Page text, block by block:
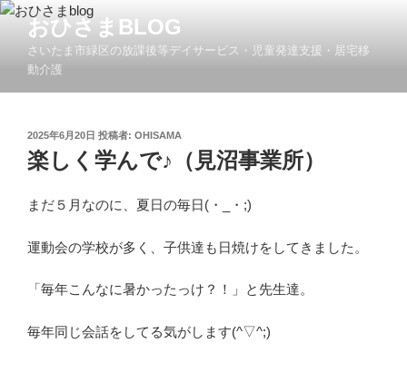
コ
ツ
おひさまBLOG
さいたま市緑区の放課後等デイサービス・児童発達支援・居宅移
動介護
投
稿
日:
2025年6月20日 投稿者: OHISAMA
楽しく学んで♪（見沼事業所）
まだ５月なのに、夏日の毎日(・_・;)
運動会の学校が多く、子供達も日焼けをしてきました。
「毎年こんなに暑かったっけ？！」と先生達。
毎年同じ会話をしてる気がします(^▽^;)